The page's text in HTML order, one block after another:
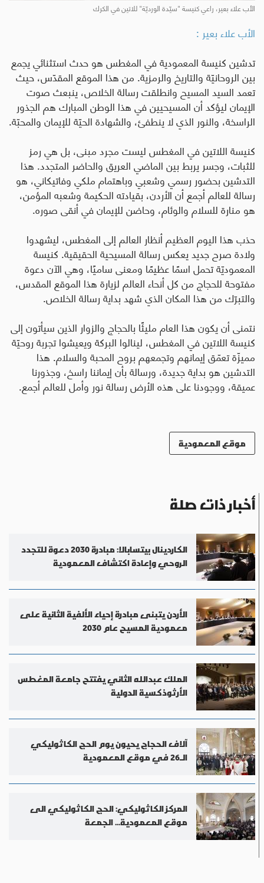
الأب علاء بعير، راعي كنيسة "سيّدة الورديّة" للاتين في الكرك
الأب علاء بعير :
تدشين كنيسة المعمودية في المغطس هو حدث استثنائي يجمع
بين الروحانيّة والتاريخ والرمزية. من هذا الموقع المقدّس، حيث
تعمد السيد المسيح وانطلقت رسالة الخلاص، ينبعث صوت
الإيمان ليؤكد أن المسيحيين في هذا الوطن المبارك هم الجذور
الراسخة، والنور الذي لا ينطفئ، والشهادة الحيّة للإيمان والمحبّة.
كنيسة اللاتين في المغطس ليست مجرد مبنى، بل هي رمز
للثبات، وجسر يربط بين الماضي العريق والحاضر المتجدد. هذا
التدشين بحضور رسمي وشعبي وباهتمام ملكي وفاتيكاني، هو
رسالة للعالم أجمع أن الأردن، بقيادته الحكيمة وشعبه المؤمن،
هو منارة للسلام والوئام، وحاضن للإيمان في أنقى صوره.
حذب هذا اليوم العظيم أنظار العالم إلى المغطس، ليشهدوا
ولادة صرح جديد يعكس رسالة المسيحية الحقيقية. كنيسة
المعموديّة تحمل اسمًا عظيمًا ومعنى ساميًا، وهي الآن دعوة
مفتوحة للحجاج من كل أنحاء العالم لزيارة هذا الموقع المقدس،
والتبرّك من هذا المكان الذي شهد بداية رسالة الخلاص.
نتمنى أن يكون هذا العام مليئًا بالحجاج والزوار الذين سيأتون إلى
كنيسة اللاتين في المغطس، لينالوا البركة ويعيشوا تجربة روحيّة
مميزّة تعمّق إيمانهم وتجمعهم بروح المحبة والسلام. هذا
التدشين هو بداية جديدة، ورسالة بأن إيماننا راسخ، وجذورنا
عميقة، ووجودنا على هذه الأرض رسالة نور وأمل للعالم أجمع.
موقع المعمودية
أخبار ذات صلة
الكاردينال بيتسابالا: مبادرة 2030 دعوة للتجدد
الروحي وإعادة اكتشاف المعمودية
الأردن يتبنى مبادرة إحياء الألفية الثانية على
معمودية المسيح عام 2030
الملك عبدالله الثاني يفتتح جامعة المغطس
الأرثوذكسية الدولية
آلاف الحجاج يحيون يوم الحج الكاثوليكي
الـ26 في موقع المعمودية
المركز الكاثوليكي: الحج الكاثوليكي الى
موقع المعمودية... الجمعة